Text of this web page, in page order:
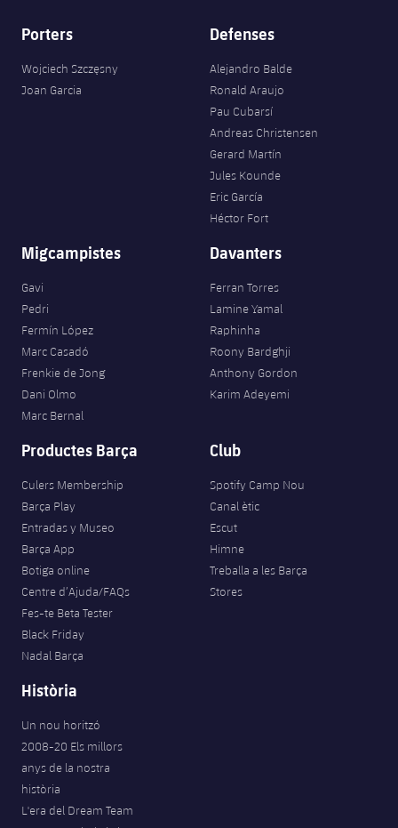
Porters
Wojciech Szczęsny
Joan Garcia
Defenses
Alejandro Balde
Ronald Araujo
Pau Cubarsí
Andreas Christensen
Gerard Martín
Jules Kounde
Eric García
Héctor Fort
Migcampistes
Gavi
Pedri
Fermín López
Marc Casadó
Frenkie de Jong
Dani Olmo
Marc Bernal
Davanters
Ferran Torres
Lamine Yamal
Raphinha
Roony Bardghji
Anthony Gordon
Karim Adeyemi
Productes Barça
Culers Membership
Barça Play
Entradas y Museo
Barça App
Botiga online
Centre d’Ajuda/FAQs
Fes-te Beta Tester
Black Friday
Nadal Barça
Club
Spotify Camp Nou
Canal ètic
Escut
Himne
Treballa a les Barça
Stores
Història
Un nou horitzó
2008-20 Els millors
anys de la nostra
història
L'era del Dream Team